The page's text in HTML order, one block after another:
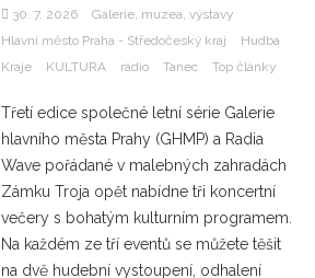
30. 7. 2026
Galerie, muzea, výstavy
Hlavní město Praha - Středočeský kraj
Hudba
Kraje
KULTURA rádio Tanec Top články
Třetí edice společné letní série Galerie
hlavního města Prahy (GHMP) a Radia
Wave pořádané v malebných zahradách
Zámku Troja opět nabídne tři koncertní
večery s bohatým kulturním programem.
Na každém ze tří eventů se můžete těšit
na dvě hudební vystoupení, odhalení